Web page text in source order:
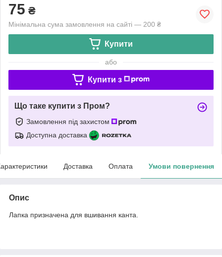
75 ₴
Мінімальна сума замовлення на сайті — 200 ₴
Купити
або
Купити з
Що таке купити з Пром?
Замовлення під захистом
Доступна доставка
Доставка Оплата Умови повернення
Опис
Лапка призначена для вшивання канта.